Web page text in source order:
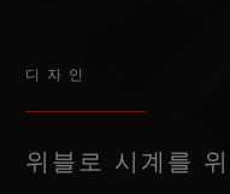
디자인
위블로 시계를